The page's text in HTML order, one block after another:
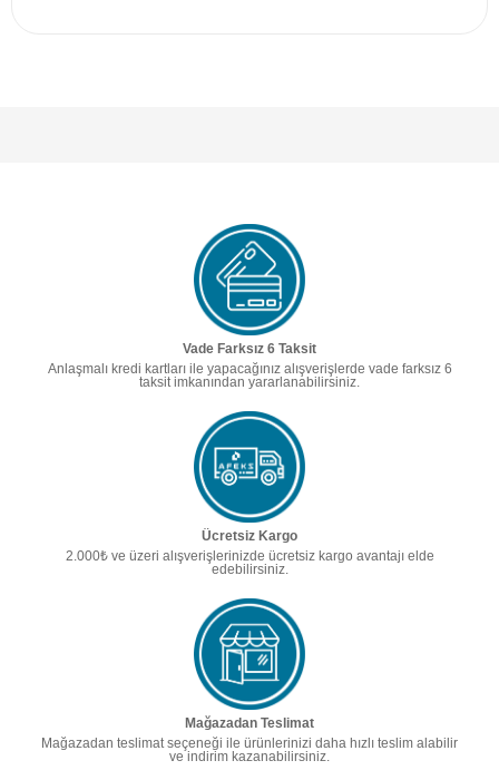
Vade Farksız 6 Taksit
Anlaşmalı kredi kartları ile yapacağınız alışverişlerde vade farksız 6
taksit imkanından yararlanabilirsiniz.
Ücretsiz Kargo
2.000₺ ve üzeri alışverişlerinizde ücretsiz kargo avantajı elde
edebilirsiniz.
Mağazadan Teslimat
Mağazadan teslimat seçeneği ile ürünlerinizi daha hızlı teslim alabilir
ve indirim kazanabilirsiniz.